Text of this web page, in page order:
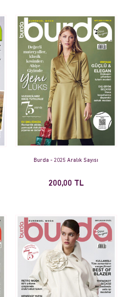
Burda - 2025 Aralık Sayısı
200,00 TL